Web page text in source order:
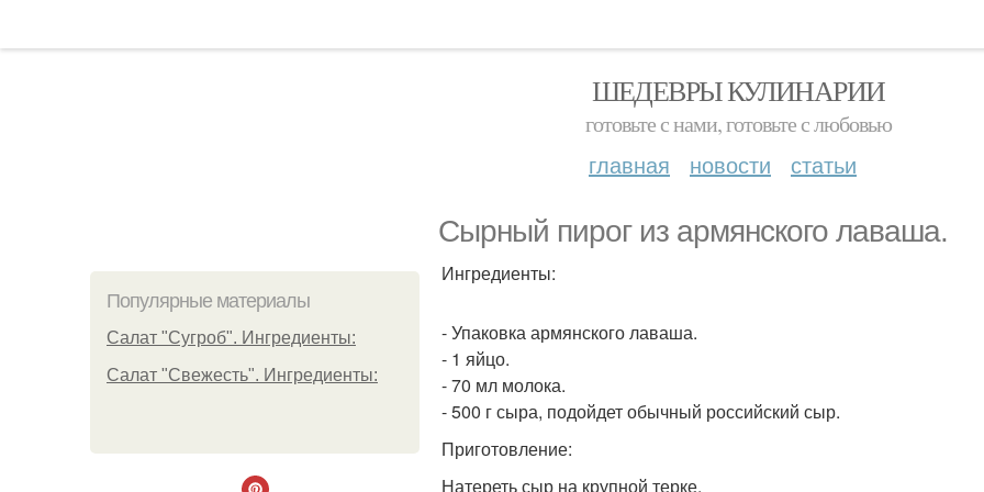
ШЕДЕВРЫ КУЛИНАРИИ
готовьте с нами, готовьте с любовью
главная новости статьи
Сырный пирог из армянского лаваша.
Популярные материалы
Салат "Сугроб". Ингредиенты:
Салат "Свежесть". Ингредиенты:
Ингредиенты:
- Упаковка армянского лаваша.
- 1 яйцо.
- 70 мл молока.
- 500 г сыра, подойдет обычный российский сыр.
Приготовление:
Натереть сыр на крупной терке.